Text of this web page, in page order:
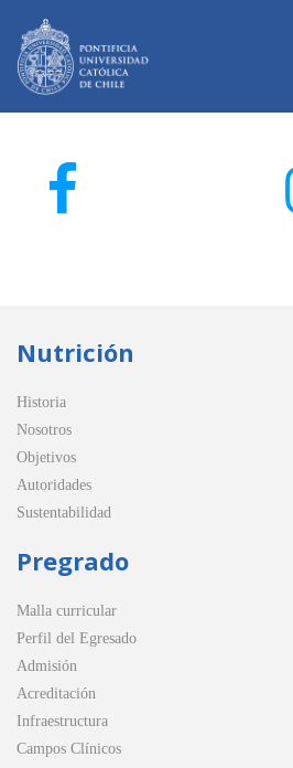
Nutrición
Historia
Nosotros
Objetivos
Autoridades
Sustentabilidad
Pregrado
Malla curricular
Perfil del Egresado
Admisión
Acreditación
Infraestructura
Campos Clínicos